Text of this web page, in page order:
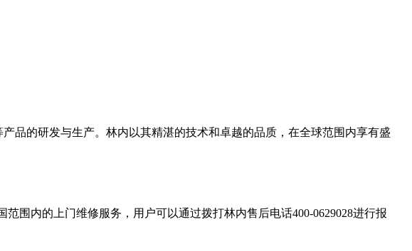
品的研发与生产。林内以其精湛的技术和卓越的品质，在全球范围内享有盛
围内的上门维修服务，用户可以通过拨打林内售后电话400-0629028进行报